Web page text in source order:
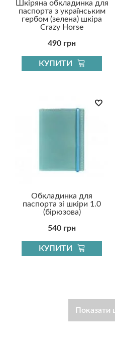
Шкіряна обкладинка для
паспорта з українським
гербом (зелена) шкіра
Crazy Horse
490 грн
КУПИТИ
Обкладинка для
паспорта зі шкіри 1.0
(бірюзова)
540 грн
КУПИТИ
Показати